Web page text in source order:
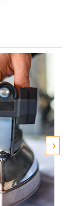
›